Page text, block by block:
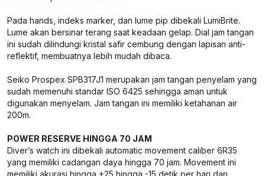
Pada hands, indeks marker, dan lume pip dibekali LumiBrite.
Lume akan bersinar terang saat keadaan gelap. Dial jam tangan
ini sudah dilindungi kristal safir cembung dengan lapisan anti-
reflektif, membuatnya lebih mudah dibaca.
Seiko Prospex SPB317J1 merupakan jam tangan penyelam yang
sudah memenuhi standar ISO 6425 sehingga aman untuk
digunakan menyelam. Jam tangan ini memiliki ketahanan air
200m.
POWER RESERVE HINGGA 70 JAM
Diver’s watch ini dibekali automatic movement caliber 6R35
yang memiliki cadangan daya hingga 70 jam. Movement ini
memiliki akurasi hingga +25 hingga -15 detik per hari dan